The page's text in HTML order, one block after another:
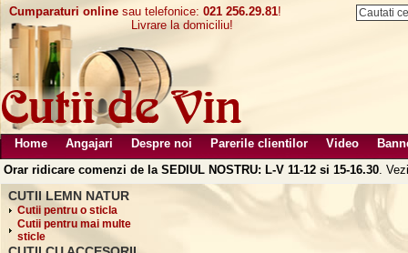
Cumparaturi online sau telefonice: 021 256.29.81!
Livrare la domiciliu!
Home Angajari Despre noi Parerile clientilor Video
Orar ridicare comenzi de la SEDIUL NOSTRU: L-V 11-12 si 15-16.30.
CUTII LEMN NATUR
Cutii pentru o sticla
Cutii pentru mai multe
sticle